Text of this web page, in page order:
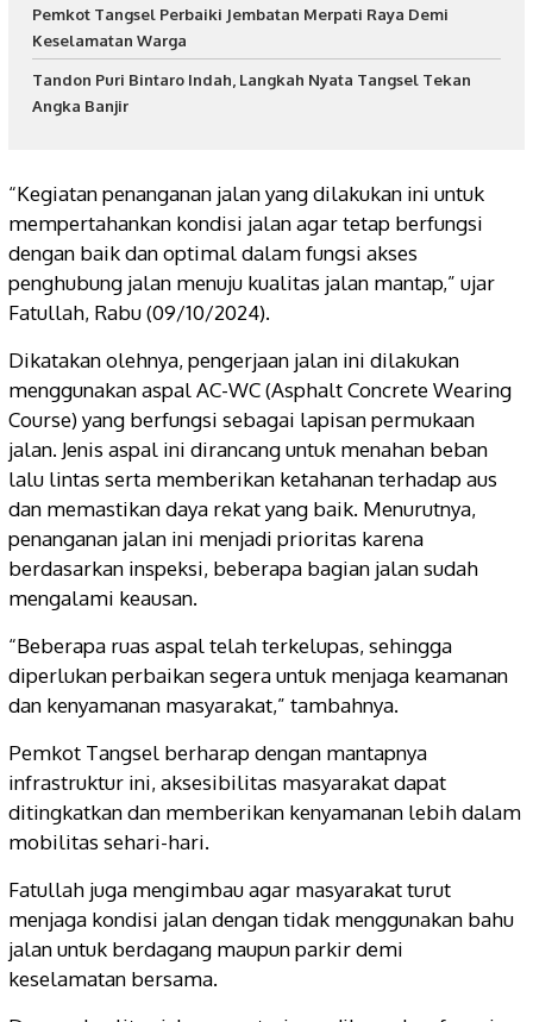
Pemkot Tangsel Perbaiki Jembatan Merpati Raya Demi
Keselamatan Warga
Tandon Puri Bintaro Indah, Langkah Nyata Tangsel Tekan
Angka Banjir
“Kegiatan penanganan jalan yang dilakukan ini untuk
mempertahankan kondisi jalan agar tetap berfungsi
dengan baik dan optimal dalam fungsi akses
penghubung jalan menuju kualitas jalan mantap,” ujar
Fatullah, Rabu (09/10/2024).
Dikatakan olehnya, pengerjaan jalan ini dilakukan
menggunakan aspal AC-WC (Asphalt Concrete Wearing
Course) yang berfungsi sebagai lapisan permukaan
jalan. Jenis aspal ini dirancang untuk menahan beban
lalu lintas serta memberikan ketahanan terhadap aus
dan memastikan daya rekat yang baik. Menurutnya,
penanganan jalan ini menjadi prioritas karena
berdasarkan inspeksi, beberapa bagian jalan sudah
mengalami keausan.
“Beberapa ruas aspal telah terkelupas, sehingga
diperlukan perbaikan segera untuk menjaga keamanan
dan kenyamanan masyarakat,” tambahnya.
Pemkot Tangsel berharap dengan mantapnya
infrastruktur ini, aksesibilitas masyarakat dapat
ditingkatkan dan memberikan kenyamanan lebih dalam
mobilitas sehari-hari.
Fatullah juga mengimbau agar masyarakat turut
menjaga kondisi jalan dengan tidak menggunakan bahu
jalan untuk berdagang maupun parkir demi
keselamatan bersama.